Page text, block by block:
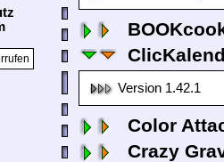
Version 1.42.1
Color
Crazy